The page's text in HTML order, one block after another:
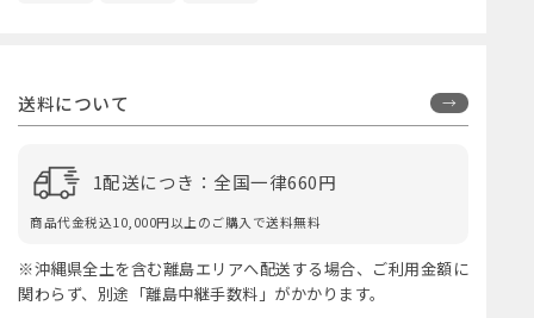
送料について
1配送につき：全国一律660円
商品代金税込10,000円以上のご購入で送料無料
※沖縄県全土を含む離島エリアへ配送する場合、ご利用金額に
関わらず、別途「離島中継手数料」がかかります。